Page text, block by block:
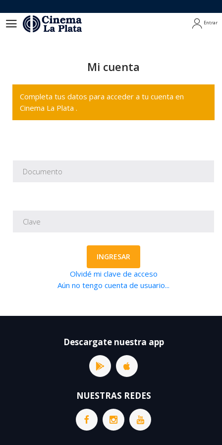
Entrar
Mi cuenta
Completa tus datos para acceder a tu cuenta en
Cinema La Plata .
INGRESAR
Olvidé mi clave de acceso
Aún no tengo cuenta de usuario...
Descargate nuestra app
NUESTRAS REDES